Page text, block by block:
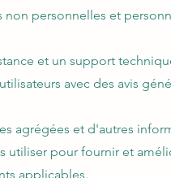
personnelles et
et un support
avec des avis
agrégées et d'autres
utiliser pour fournir et
applicables.